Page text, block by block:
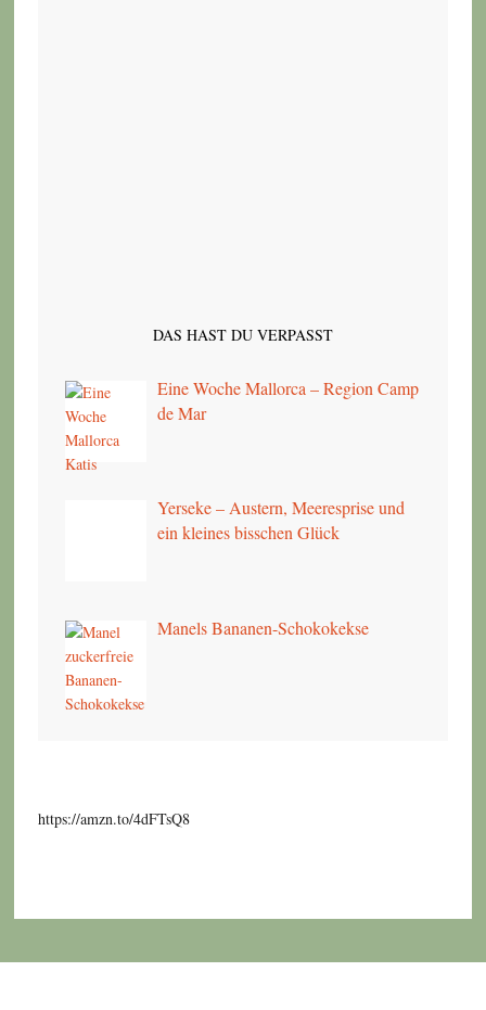
DAS HAST DU VERPASST
Eine Woche Mallorca – Region Camp
de Mar
Yerseke – Austern, Meeresprise und
ein kleines bisschen Glück
Manels Bananen-Schokokekse
https://amzn.to/4dFTsQ8